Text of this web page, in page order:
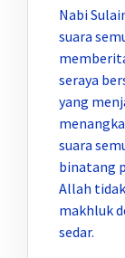
Nabi
suara
seraya
yang
suara
binatang
Allah
makhluk
sedar.